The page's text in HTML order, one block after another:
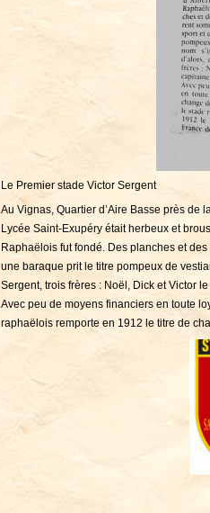
Le Premier stade Victor Sergent
Au Vignas, Quartier d’Aire Basse près de
Lycée Saint-Exupéry était herbeux et
Raphaëlois fut fondé. Des planches et
une baraque prit le titre pompeux de
Sergent, trois frères : Noël, Dick et Victor
Avec peu de moyens financiers en toute
raphaëlois remporte en 1912 le titre de